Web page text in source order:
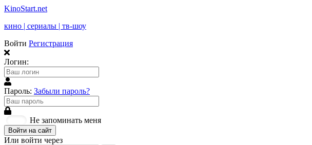
KinoStart.net
кино | сериалы | тв-шоу
Войти Регистрация
Логин:
Пароль: Забыли пароль?
Не запоминать меня
Войти на сайт
Или войти через